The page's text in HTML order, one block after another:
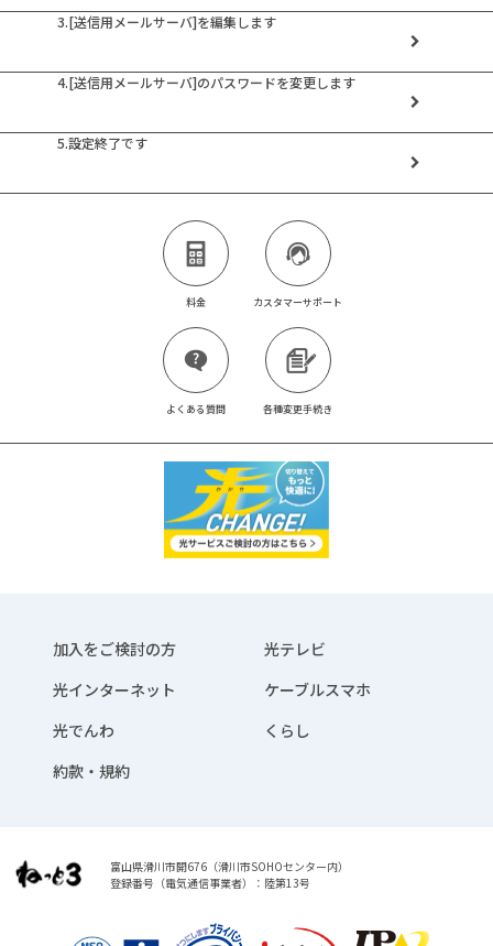
3.[送信用メールサーバ]を編集します
4.[送信用メールサーバ]のパスワードを変更します
5.設定終了です
料金 カスタマーサポート
よくある質問 各種変更手続き
加入をご検討の方
光テレビ
光インターネット
ケーブルスマホ
光でんわ
くらし
約款・規約
富山県滑川市開676（滑川市SOHOセンター内）
登録番号（電気通信事業者）：陸第13号